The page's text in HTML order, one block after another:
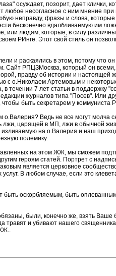
осуждает, позорит, дает клички,
несогласное с ним мнение
неправду, фразы и слова, которые
бесконечно вдалбливаемую им
людям, которые, в силу
РИнге. Этот свой стиль он
и раскаялись в этом, потому что
Сайт РПЦЗМосква, который он
правду об истории и настоящей
с о.Николаем Артемовым и
7 лет статьи в поддержку
журналов типа "Посев". Или
быть секретарем у коммуниста
Ведь не все могут молча
лжи, царящей в МП, лжи в обычной
на о.Валерия и наш
полемику.
на этом ЖЖ, мы сможем
героям статей. Портрет с
является церковное
В любом случае, если это
быть оскорбляемым, быть
были, конечно же, взять Ваше
травят и убивают нашего